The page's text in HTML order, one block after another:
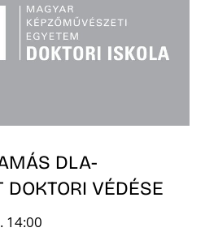
DLA-
DOKTORI VÉDÉSE
14:00